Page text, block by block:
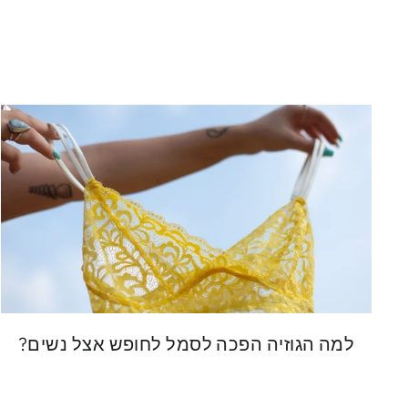
למה הגוזיה הפכה לסמל לחופש אצל נשים?